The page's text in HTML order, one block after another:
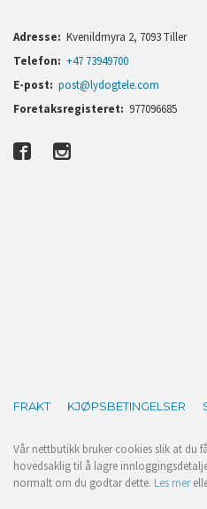
Adresse: Kvenildmyra 2, 7093 Tiller
Telefon: +47 73949700
E-post: post@lydogtele.com
Foretaksregisteret: 977096685
FRAKT KJØPSBETINGELSER
Vår nettbutikk bruker cookies slik at du
hovedsaklig til å lagre
normalt om du godtar dette. Les mer